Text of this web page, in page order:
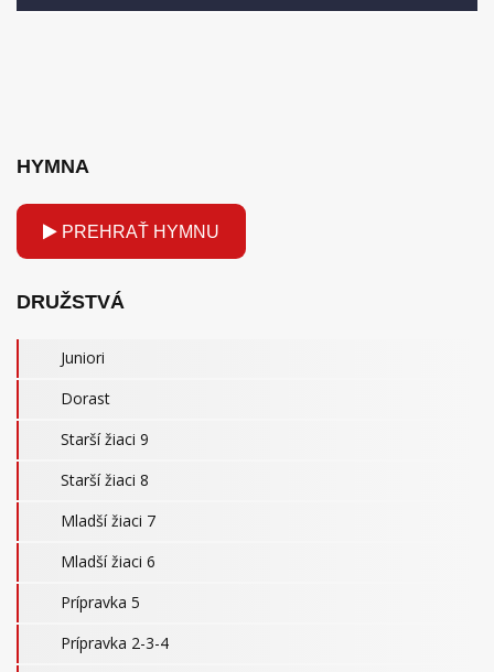
HYMNA
PREHRAŤ HYMNU
DRUŽSTVÁ
Juniori
Dorast
Starší žiaci 9
Starší žiaci 8
Mladší žiaci 7
Mladší žiaci 6
Prípravka 5
Prípravka 2-3-4